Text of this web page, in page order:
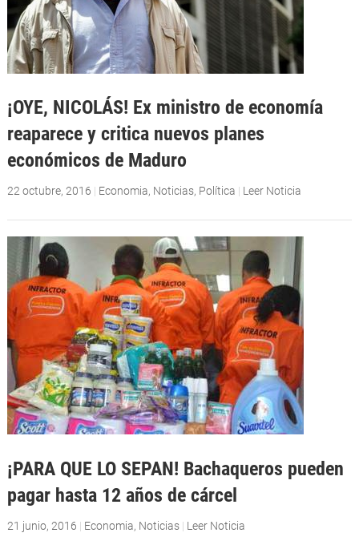
¡OYE, NICOLÁS! Ex ministro de economía
reaparece y critica nuevos planes
económicos de Maduro
22 octubre, 2016 | Economia, Noticias, Política | Leer Noticia
¡PARA QUE LO SEPAN! Bachaqueros pueden
pagar hasta 12 años de cárcel
21 junio, 2016 | Economia, Noticias | Leer Noticia